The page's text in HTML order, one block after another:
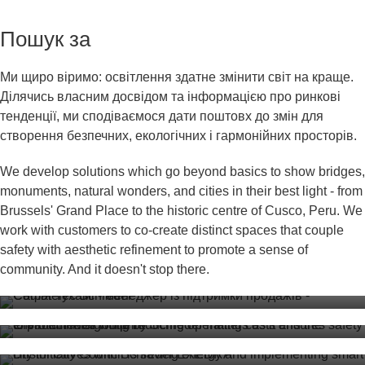
Пошук за
Ми щиро віримо: освітлення здатне змінити світ на краще.
Ділячись власним досвідом та інформацією про ринкові
тенденції, ми сподіваємося дати поштовх до змін для
створення безпечних, екологічних і гармонійних просторів.
We develop solutions which go beyond basics to show bridges,
monuments, natural wonders, and cities in their best light - from
Brussels' Grand Place to the historic centre of Cusco, Peru. We
work with customers to co-create distinct spaces that couple
safety with aesthetic refinement to promote a sense of
community. And it doesn't stop there.
Блог
Люди в освітленні: Сафія Тухамі
26 травня 2026
Під землею: важливість якісного
освітлення тунелів
17 квітня 2026
Тунельне освітлення
Блог
Міст до розумного міста: досвід Брістоля
в енергозбереженні
Екобезпека
Освітлення як критична інфраструктура
для сучасних залізниць
Блог
основа для предиктивного
техобслуговування
12 березня 2026
Блог
Нова якість вражень: система
динамічного освітлення "Charleroi Dome"
Блог